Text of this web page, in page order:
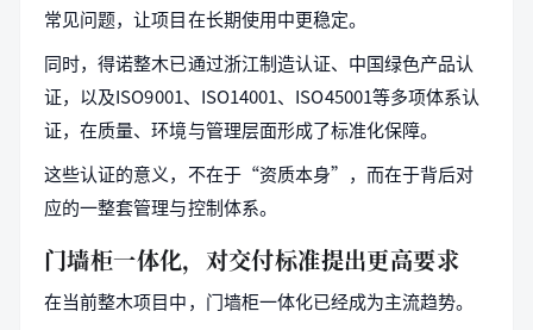
常见问题，让项目在长期使用中更稳定。
同时，得诺整木已通过浙江制造认证、中国绿色产品认
证，以及ISO9001、ISO14001、ISO45001等多项体系认
证，在质量、环境与管理层面形成了标准化保障。
这些认证的意义，不在于“资质本身”，而在于背后对
应的一整套管理与控制体系。
门墙柜一体化，对交付标准提出更高要求
在当前整木项目中，门墙柜一体化已经成为主流趋势。